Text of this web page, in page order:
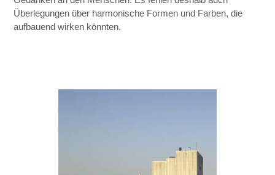
Überlegungen über harmonische Formen und Farben, die
aufbauend wirken könnten.